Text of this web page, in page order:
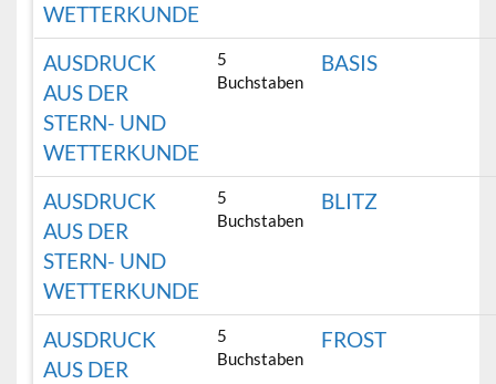
WETTERKUNDE
AUSDRUCK
AUS DER
STERN- UND
WETTERKUNDE
5
Buchstaben
BASIS
AUSDRUCK
AUS DER
STERN- UND
WETTERKUNDE
5
Buchstaben
BLITZ
AUSDRUCK
AUS DER
5
Buchstaben
FROST